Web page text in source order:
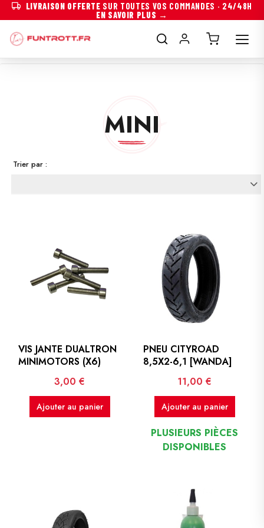
LIVRAISON OFFERTE SUR TOUTES VOS COMMANDES · 24/48H
EN SAVOIR PLUS →
MINI
Trier par :
VIS JANTE DUALTRON
MINIMOTORS (X6)
Prix
3,00 €
Ajouter au panier
PNEU CITYROAD
8,5X2-6,1 [WANDA]
Prix
11,00 €
Ajouter au panier
PLUSIEURS PIÈCES
DISPONIBLES